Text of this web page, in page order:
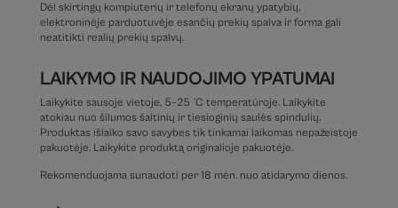
Dėl skirtingų kompiuterių ir telefonų ekranų ypatybių,
elektroninėje parduotuvėje esančių prekių spalva ir forma gali
neatitikti realių prekių spalvų.
LAIKYMO IR NAUDOJIMO YPATUMAI
Laikykite sausoje vietoje, 5–25 °C temperatūroje. Laikykite
atokiau nuo šilumos šaltinių ir tiesioginių saulės spindulių.
Produktas išlaiko savo savybes tik tinkamai laikomas nepažeistoje
pakuotėje. Laikykite produktą originalioje pakuotėje.
Rekomenduojama sunaudoti per 18 mėn. nuo atidarymo dienos.